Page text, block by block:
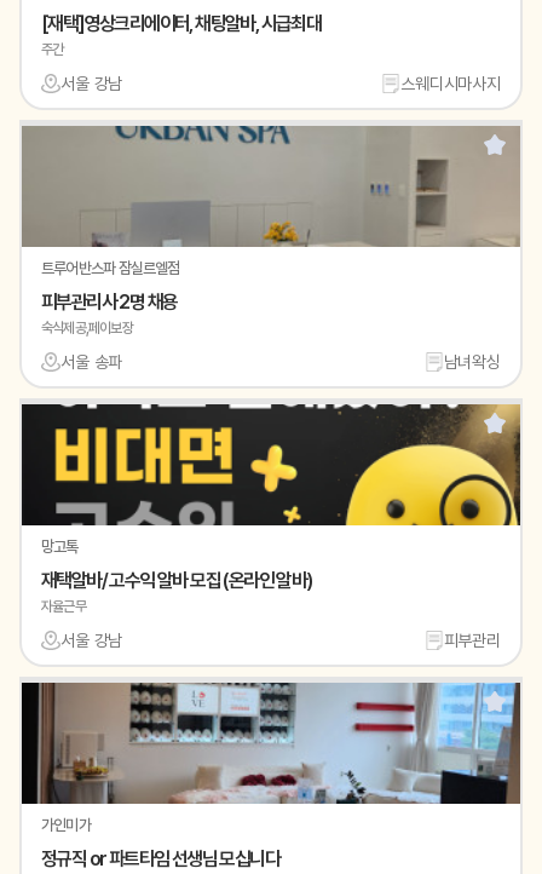
[재택]영상크리에이터, 채팅알바, 시급최대
주간
서울 강남 스웨디시마사지
트루어반스파 잠실르엘점
피부관리사 2명 채용
숙식제공,페이보장
서울 송파 남녀왁싱
망고톡
재택알바/ 고수익 알바 모집 (온라인 알바)
자율근무
서울 강남 피부관리
가인미가
정규직 or 파트타임 선생님 모십니다